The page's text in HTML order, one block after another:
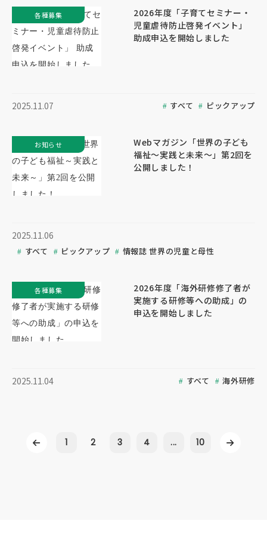
2026年度「子育てセミナー・
児童虐待防止啓発イベント」
助成申込を開始しました
2025.11.07 すべて ピックアップ
各種募集
Webマガジン「世界の子ども
福祉～実践と未来～」第2回を
公開しました！
2025.11.06
すべて ピックアップ 情報誌 世界の児童と母性
お知らせ
2026年度「海外研修修了者が
実施する研修等への助成」の
申込を開始しました
2025.11.04 すべて 海外研修
各種募集
1 2 3 4 ... 10